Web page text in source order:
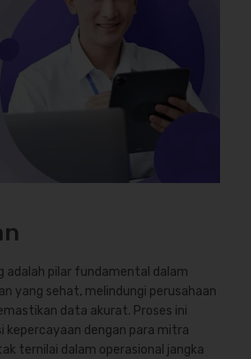
adalah pilar fundamental dalam
yang sehat, melindungi perusahaan
data akurat. Proses ini
kepercayaan dengan para mitra
ternilai dalam operasional jangka